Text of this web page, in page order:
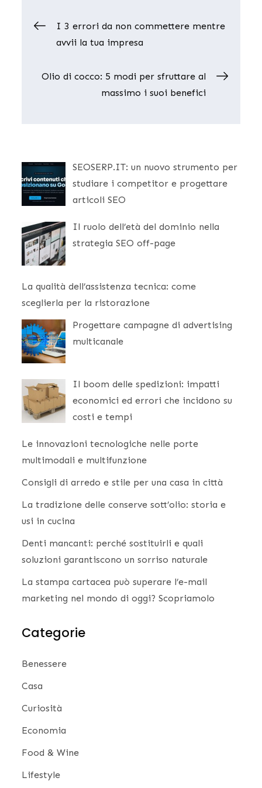
Navigazione
I 3 errori da non commettere mentre
avvii la tua impresa
Olio di cocco: 5 modi per sfruttare al
massimo i suoi benefici
SEOSERP.IT: un nuovo strumento per
studiare i competitor e progettare
articoli SEO
Il ruolo dell’età del dominio nella
strategia SEO off-page
La qualità dell’assistenza tecnica: come
sceglierla per la ristorazione
Progettare campagne di advertising
multicanale
Il boom delle spedizioni: impatti
economici ed errori che incidono su
costi e tempi
Le innovazioni tecnologiche nelle porte
multimodali e multifunzione
Consigli di arredo e stile per una casa in città
La tradizione delle conserve sott’olio: storia e
usi in cucina
Denti mancanti: perché sostituirli e quali
soluzioni garantiscono un sorriso naturale
La stampa cartacea può superare l’e-mail
marketing nel mondo di oggi? Scopriamolo
Categorie
Benessere
Casa
Curiosità
Economia
Food & Wine
Lifestyle